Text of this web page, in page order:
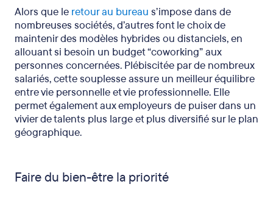
Alors que le retour au bureau s’impose dans de
nombreuses sociétés, d’autres font le choix de
maintenir des modèles hybrides ou distanciels, en
allouant si besoin un budget “coworking” aux
personnes concernées. Plébiscitée par de nombreux
salariés, cette souplesse assure un meilleur équilibre
entre vie personnelle et vie professionnelle. Elle
permet également aux employeurs de puiser dans un
vivier de talents plus large et plus diversifié sur le plan
géographique.
Faire du bien-être la priorité